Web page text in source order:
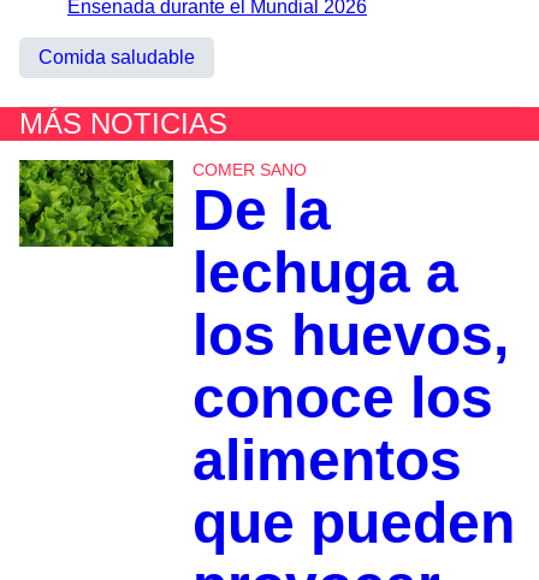
Ensenada durante el Mundial 2026
Comida saludable
MÁS NOTICIAS
COMER SANO
De la
lechuga a
los huevos,
conoce los
alimentos
que pueden